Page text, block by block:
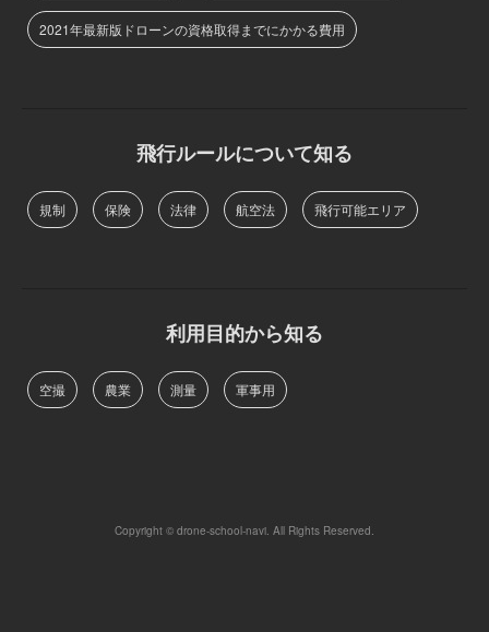
2021年最新版ドローンの資格取得までにかかる費用
飛行ルールについて知る
規制 保険 法律 航空法 飛行可能エリア
利用目的から知る
空撮 農業 測量 軍事用
Copyright © drone-school-navi. All Rights Reserved.